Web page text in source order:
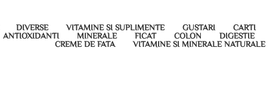
DIVERSE VITAMINE SI SUPLIMENTE GUSTARI
CARTI
ANTIOXIDANTI MINERALE FICAT COLON
DIGESTIE
CREME DE FATA
VITAMINE SI MINERALE NATURALE